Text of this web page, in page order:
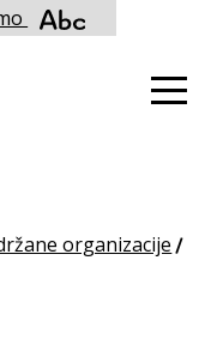
organizacije/